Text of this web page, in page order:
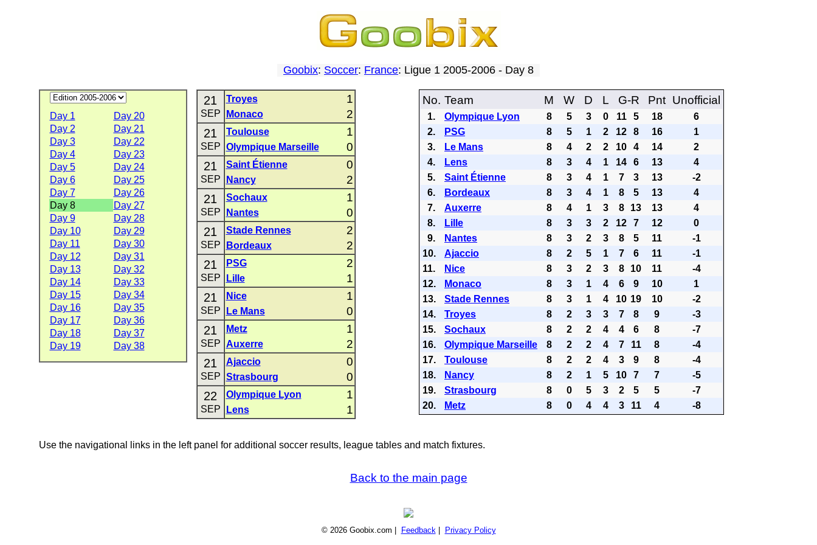
Goobix: Soccer: France: Ligue 1 2005-2006 - Day 8
Day 1
Day 20
Day 2
Day 21
Day 3
Day 22
Day 4
Day 23
Day 5
Day 24
Day 6
Day 25
Day 7
Day 26
Day 8
Day 27
Day 9
Day 28
Day 10
Day 29
Day 11
Day 30
Day 12
Day 31
Day 13
Day 32
Day 14
Day 33
Day 15
Day 34
Day 16
Day 35
Day 17
Day 36
Day 18
Day 37
Day 19
Day 38
21
SEP
Troyes 1
Monaco 2
21
SEP
Toulouse 1
Olympique Marseille 0
21
SEP
Saint Étienne 0
Nancy 2
21
SEP
Sochaux 1
Nantes 0
21
SEP
Stade Rennes 2
Bordeaux 2
21
SEP
PSG 2
Lille 1
21
SEP
Nice 1
Le Mans 0
21
SEP
Metz 1
Auxerre 2
21
SEP
Ajaccio 0
Strasbourg 0
22
SEP
Olympique Lyon 1
Lens 1
No. Team M W D L G-R Pnt Unofficial
1. Olympique Lyon 8 5 3 0 11 5 18
6
2.
PSG 8 5 1 2 12 8 16
1
3.
Le Mans 8 4 2 2 10 4 14
2
4.
Lens 8 3 4 1 14 6 13
4
5.
Saint Étienne 8 3 4 1 7 3 13
-2
6.
Bordeaux 8 3 4 1 8 5 13
4
7.
Auxerre 8 4 1 3 8 13 13
4
8.
Lille 8 3 3 2 12 7 12
0
9.
Nantes 8 3 2 3 8 5 11
-1
10.
Ajaccio 8 2 5 1 7 6 11
-1
11.
Nice 8 3 2 3 8 10 11
-4
12.
Monaco 8 3 1 4 6 9 10
1
13.
Stade Rennes 8 3 1 4 10 19 10
-2
14.
Troyes 8 2 3 3 7 8 9
-3
15.
Sochaux 8 2 2 4 4 6 8
-7
16.
Olympique Marseille 8 2 2 4 7 11 8
-4
17.
Toulouse 8 2 2 4 3 9 8
-4
18.
Nancy 8 2 1 5 10 7 7
-5
19.
Strasbourg 8 0 5 3 2 5 5
-7
20.
Metz 8 0 4 4 3 11 4 -8
Use the navigational links in the left panel for additional soccer results, league tables and match fixtures.
Back to the main page
© 2026 Goobix.com | Feedback| Privacy Policy